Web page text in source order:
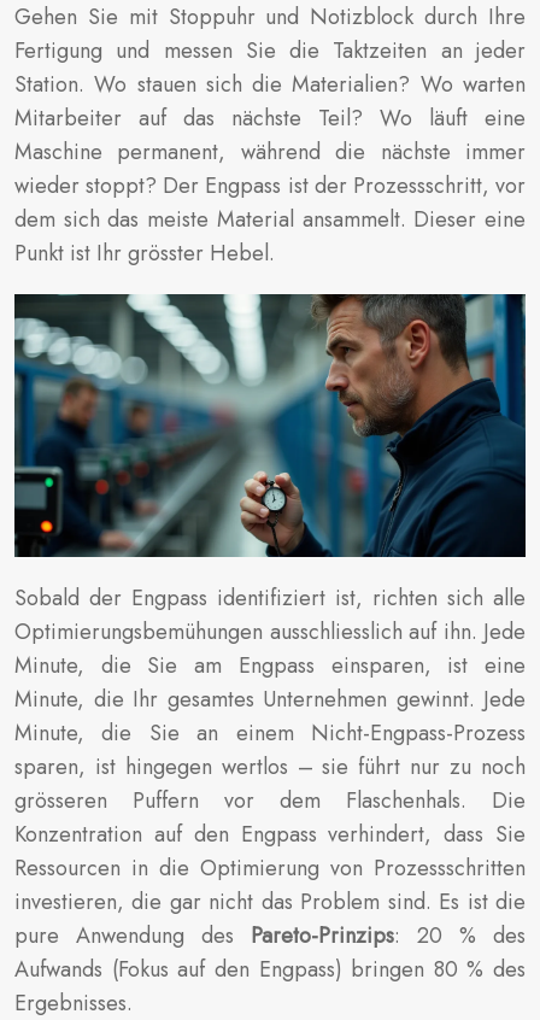
Gehen Sie mit Stoppuhr und Notizblock durch Ihre
Fertigung und messen Sie die Taktzeiten an jeder
Station. Wo stauen sich die Materialien? Wo warten
Mitarbeiter auf das nächste Teil? Wo läuft eine
Maschine permanent, während die nächste immer
wieder stoppt? Der Engpass ist der Prozessschritt, vor
dem sich das meiste Material ansammelt. Dieser eine
Punkt ist Ihr grösster Hebel.
Sobald der Engpass identifiziert ist, richten sich alle
Optimierungsbemühungen ausschliesslich auf ihn. Jede
Minute, die Sie am Engpass einsparen, ist eine
Minute, die Ihr gesamtes Unternehmen gewinnt. Jede
Minute, die Sie an einem Nicht-Engpass-Prozess
sparen, ist hingegen wertlos – sie führt nur zu noch
grösseren Puffern vor dem Flaschenhals. Die
Konzentration auf den Engpass verhindert, dass Sie
Ressourcen in die Optimierung von Prozessschritten
investieren, die gar nicht das Problem sind. Es ist die
pure Anwendung des Pareto-Prinzips: 20 % des
Aufwands (Fokus auf den Engpass) bringen 80 % des
Ergebnisses.